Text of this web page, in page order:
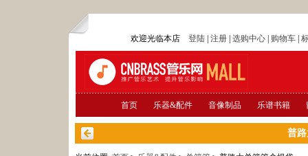
欢迎光临本店 登陆| 注册| 选购中心| 购物车|
首页 乐器&配件 音像制品 乐谱书籍
普